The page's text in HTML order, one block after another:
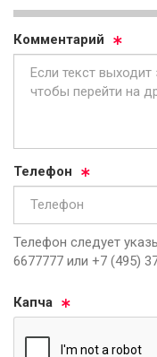
Ком­мен­та­рий
Те­ле­фон
Телефон следует
6677777 или +7 (495)
Кап­ча